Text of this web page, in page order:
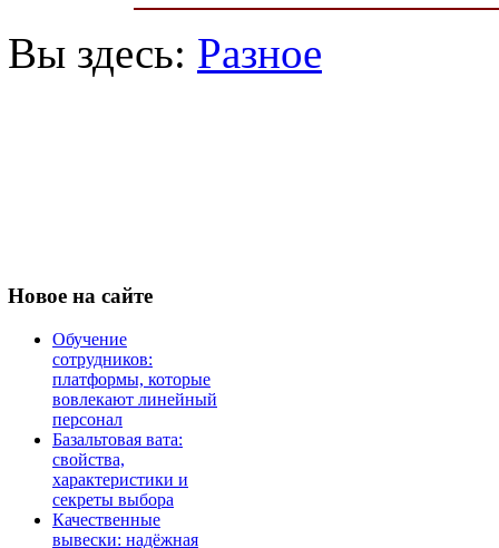
Вы здесь: Разное
Новое на сайте
Обучение
сотрудников:
платформы, которые
вовлекают линейный
персонал
Базальтовая вата:
свойства,
характеристики и
секреты выбора
Качественные
вывески: надёжная